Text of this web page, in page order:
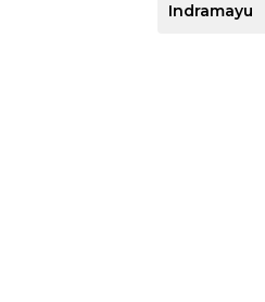
Indramayu